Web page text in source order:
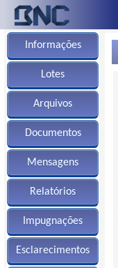
Informações
Lotes
Arquivos
Documentos
Mensagens
Relatórios
Impugnações
Esclarecimentos